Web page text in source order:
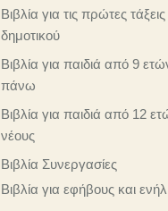
Βιβλία για τις πρώτες
δημοτικού
Βιβλία για παιδιά από 9
πάνω
Βιβλία για παιδιά από 12
νέους
Βιβλία Συνεργασίες
Βιβλία για εφήβους και